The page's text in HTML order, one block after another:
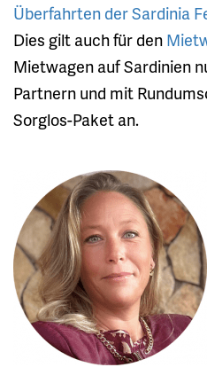
Überfahrten der Sardinia
Dies gilt auch für den
Mietwagen auf Sardinien
Partnern und mit
Sorglos-Paket an.